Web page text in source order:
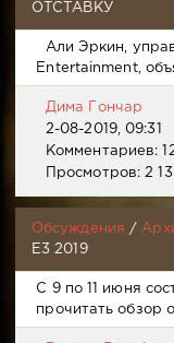
ОТСТАВКУ
Али Эркин,
Entertainment,
Дима Гончар
2-08-2019, 09:31
Комментариев:
Просмотров: 2
Обсуждения /
E3 2019
С 9 по 11 июня
прочитать обзор